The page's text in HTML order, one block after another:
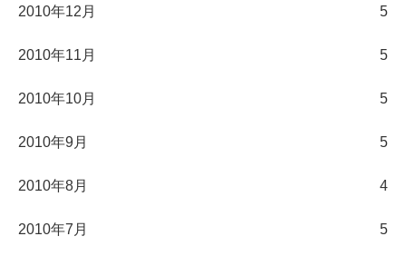
2010年12月 5
2010年11月 5
2010年10月 5
2010年9月 5
2010年8月 4
2010年7月 5